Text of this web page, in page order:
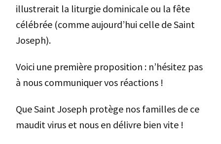
illustrerait la liturgie dominicale ou la fête
célébrée (comme aujourd’hui celle de Saint
Joseph).
Voici une première proposition : n’hésitez pas
à nous communiquer vos réactions !
Que Saint Joseph protège nos familles de ce
maudit virus et nous en délivre bien vite !